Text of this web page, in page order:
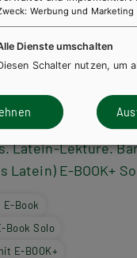
Latein-Lektüre.
Latein) E-BOOK+
E-Book
Book Solo
E-BOOK+
: Werbung und Marketing
Dienste umschalten
Schalter nutzen, um